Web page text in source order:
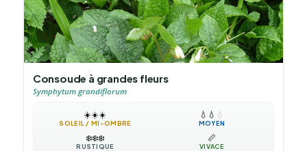
Consoude à grandes fleurs
Symphytum grandiflorum
☀️☀️☀️
SOLEIL / MI-OMBRE
💧 💧 💧
MOYEN
❄️❄️❄️
RUSTIQUE
📏
VIVACE